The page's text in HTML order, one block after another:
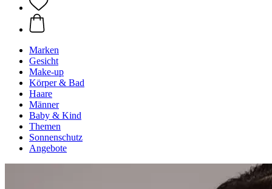
Marken
Gesicht
Make-up
Körper & Bad
Haare
Männer
Baby & Kind
Themen
Sonnenschutz
Angebote